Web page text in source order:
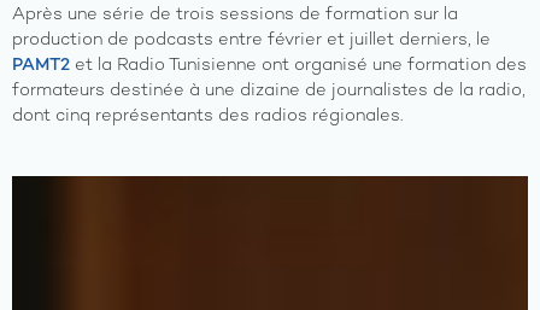
Après une série de trois sessions de formation sur la
production de podcasts entre février et juillet derniers, le
PAMT2et la Radio Tunisienne ont organisé une formation des
formateurs destinée à une dizaine de journalistes de la radio,
dont cinq représentants des radios régionales.